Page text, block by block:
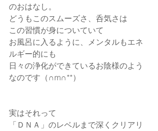
のおはなし。
どうもこのスムーズさ、呑気さは
この習慣が身についていて
お風呂に入るように、メンタルもエネ
ルギー的にも
日々の浄化ができているお陰様のよう
なのです（∩m∩**）
実はそれって
「ＤＮＡ」のレベルまで深くクリアリ